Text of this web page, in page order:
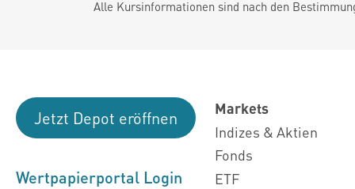
Alle Kursinformationen sind nach den
Jetzt Depot eröffnen
Wertpapierportal Login
Markets
Indizes & Aktien
Fonds
ETF